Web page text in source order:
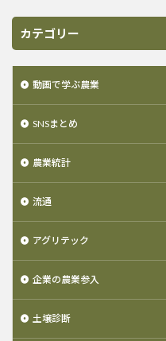
カテゴリー
動画で学ぶ農業
SNSまとめ
農業統計
流通
アグリテック
企業の農業参入
土壌診断